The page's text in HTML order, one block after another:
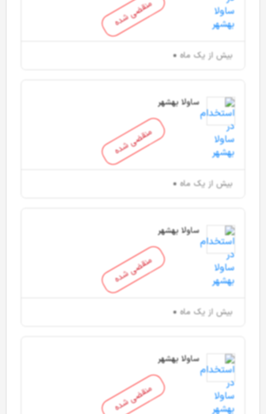
منقضی شده
بیش از یک ماه
منقضی شده
ساولا بهشهر
بیش از یک ماه
منقضی شده
ساولا بهشهر
بیش از یک ماه
منقضی شده
ساولا بهشهر